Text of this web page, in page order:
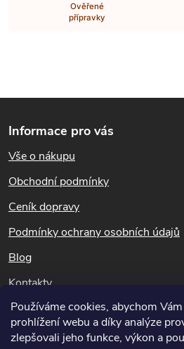
Používáme cookies, abychom
prohlížení webu a díky analýze
zlepšovali jeho funkce, výkon a
Ověřené
přípravky
á
p
a
Informace pro vás
Vše o nákupu
Obchodní podmínky
Ceník dopravy
Podmínky ochrany osobních údajů
Blog
Kontakty
Dotazy k objednávkám
info@hubeni-skudcu.cz